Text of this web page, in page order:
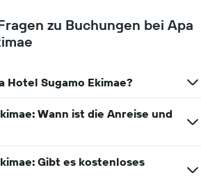
zu Buchungen bei Apa
Hotel Sugamo Ekimae?
Wann ist die Anreise und
Gibt es kostenloses